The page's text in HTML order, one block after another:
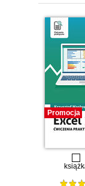
Promocja